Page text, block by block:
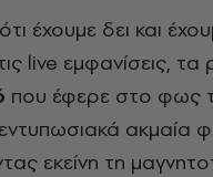
έχουμε δει και
live εμφανίσεις, τα
που έφερε στο φως
ακμαία
εκείνη τη